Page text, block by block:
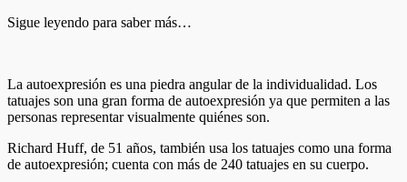
Sigue leyendo para saber más…
La autoexpresión es una piedra angular de la individualidad. Los
tatuajes son una gran forma de autoexpresión ya que permiten a las
personas representar visualmente quiénes son.
Richard Huff, de 51 años, también usa los tatuajes como una forma
de autoexpresión; cuenta con más de 240 tatuajes en su cuerpo.